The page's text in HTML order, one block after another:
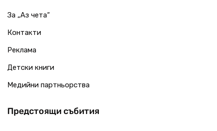
За „Аз чета“
Контакти
Реклама
Детски книги
Медийни партньорства
Предстоящи събития